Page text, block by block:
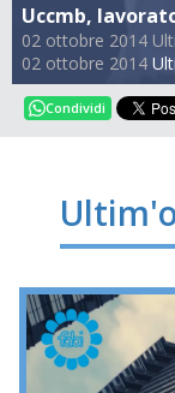
Uccmb,
02 ottobre 2014
02 ottobre 2014
Condividi